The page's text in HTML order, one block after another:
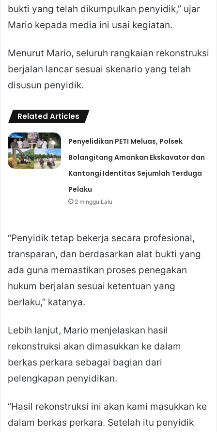
bukti yang telah dikumpulkan penyidik,” ujar
Mario kepada media ini usai kegiatan.
Menurut Mario, seluruh rangkaian rekonstruksi
berjalan lancar sesuai skenario yang telah
disusun penyidik.
Related Articles
Penyelidikan PETI Meluas, Polsek
Bolangitang Amankan Ekskavator dan
Kantongi Identitas Sejumlah Terduga
Pelaku
2 minggu Lalu
“Penyidik tetap bekerja secara profesional,
transparan, dan berdasarkan alat bukti yang
ada guna memastikan proses penegakan
hukum berjalan sesuai ketentuan yang
berlaku,” katanya.
Lebih lanjut, Mario menjelaskan hasil
rekonstruksi akan dimasukkan ke dalam
berkas perkara sebagai bagian dari
pelengkapan penyidikan.
“Hasil rekonstruksi ini akan kami masukkan ke
dalam berkas perkara. Setelah itu penyidik